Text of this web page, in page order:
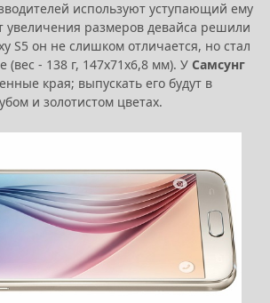
используют уступающий ему
увеличения размеров девайса решили
S5 он не слишком отличается, но стал
- 138 г, 147х71х6,8 мм). У Самсунг
края; выпускать его будут в
и золотистом цветах.